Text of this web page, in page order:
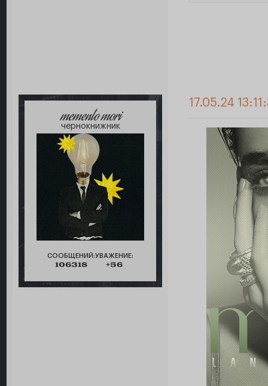
memento mori
чернокнижник
СООБЩЕНИЙ:
106318
УВАЖЕНИЕ:
+56
17.05.24